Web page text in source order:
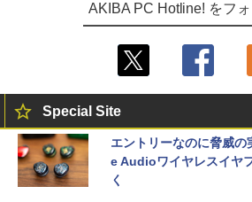
AKIBA PC Hotline! をフ
Special Site
エントリーなのに脅威
e Audioワイヤレスイヤ
く